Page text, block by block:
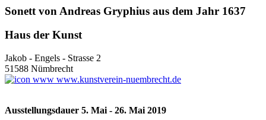
Sonett von Andreas Gryphius aus dem Jahr 1637
Haus der Kunst
Jakob - Engels - Strasse 2
51588 Nümbrecht
www.kunstverein-nuembrecht.de
Ausstellungsdauer 5. Mai - 26. Mai 2019